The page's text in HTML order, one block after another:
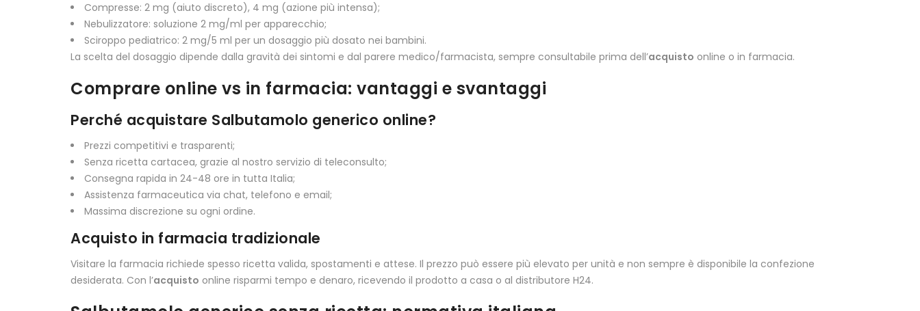
Compresse: 2 mg (aiuto discreto), 4 mg (azione più intensa);
Nebulizzatore: soluzione 2 mg/ml per apparecchio;
Sciroppo pediatrico: 2 mg/5 ml per un dosaggio più dosato nei bambini.
La scelta del dosaggio dipende dalla gravità dei sintomi e dal parere medico/farmacista, sempre consultabile prima dell’acquisto online o in farmacia.
Comprare online vs in farmacia: vantaggi e svantaggi
Perché acquistare Salbutamolo generico online?
Prezzi competitivi e trasparenti;
Senza ricetta cartacea, grazie al nostro servizio di teleconsulto;
Consegna rapida in 24-48 ore in tutta Italia;
Assistenza farmaceutica via chat, telefono e email;
Massima discrezione su ogni ordine.
Acquisto in farmacia tradizionale
Visitare la farmacia richiede spesso ricetta valida, spostamenti e attese. Il prezzo può essere più elevato per unità e non sempre è disponibile la confezione
desiderata. Con l’acquisto online risparmi tempo e denaro, ricevendo il prodotto a casa o al distributore H24.